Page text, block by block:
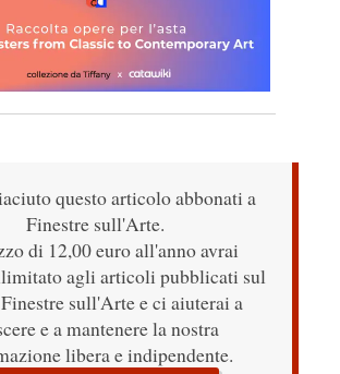
questo articolo abbonati a
Finestre sull'Arte.
di 12,00 euro all'anno avrai
agli articoli pubblicati sul
sull'Arte e ci aiuterai a
e a mantenere la nostra
libera e indipendente.